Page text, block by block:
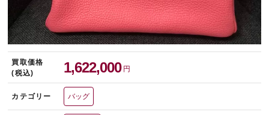
買取価格
(税込)
1,622,000 円
カテゴリー バッグ